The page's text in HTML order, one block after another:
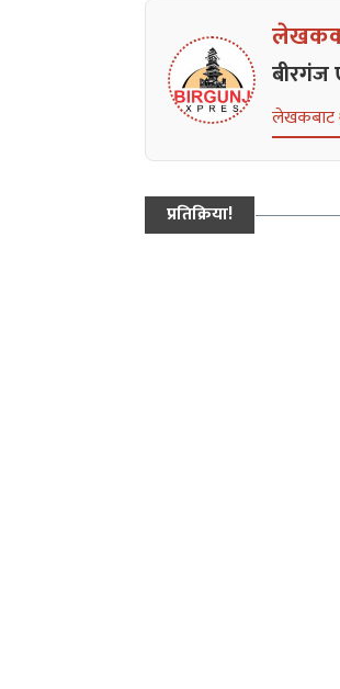
बीरगंज
लेखकबाट
प्रतिक्रिया!